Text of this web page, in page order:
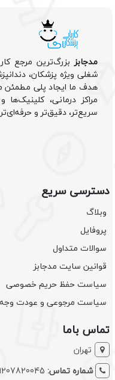
مدجابزبزرگ‌ترین مرجع
شغلی ویژه پزشکان،
هدف ما ایجاد پلی
مراکز درمانی،
سریع‌تر، دقیق‌تر و
دسترسی سریع
وبلاگ
پروفایل
سوالات متداول
قوانین سایت مدجابز
سیاست حفظ حریم خصوصی
سیاست مرجوعی و عودت وجه
تماس باما
تهران
شماره تماس: